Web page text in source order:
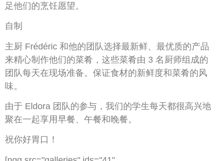
足他们的烹饪愿望。
自制
主厨 Frédéric 和他的团队选择最新鲜、最优质的产品
来精心制作他们的菜肴，这些菜肴由 3 名厨师组成的
团队每天在现场准备。保证食材的新鲜度和菜肴的风
味。
由于 Eldora 团队的参与，我们的学生每天都很高兴地
聚在一起享用早餐、午餐和晚餐。
祝你好胃口！